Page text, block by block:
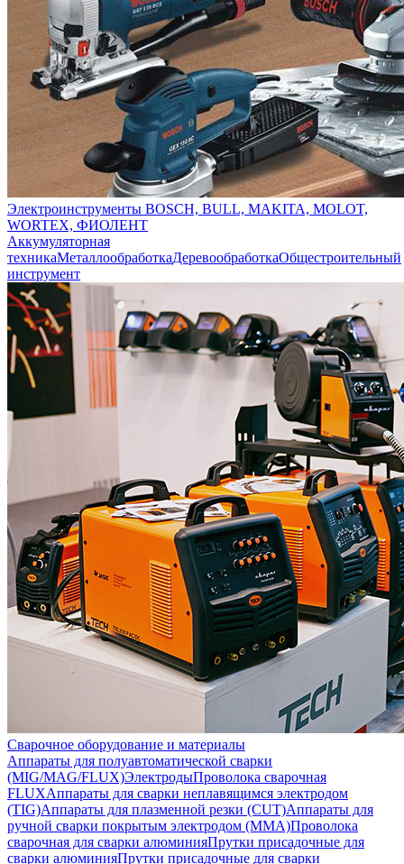
Электроинструменты BOSCH, BULL, MAKITA, MOLOT,
WORTEX, ФИОЛЕНТ
Аккумуляторная
техникаМеталлообработкаДеревообработкаОбщестроительный
инструмент
Сварочное оборудование и материалы
Аппараты для полуавтоматической сварки
(MIG/MAG/FLUX)ЭлектродыПроволока сварочная
FLUXАппараты для сварки неплавящимся электродом
(TIG)Аппараты для плазменной резки (CUT)Аппараты для
ручной сварки покрытым электродом (MMA)Проволока
сварочная для сварки алюминияПрутки присадочные для
сварки алюминияПрутки присадочные для сварки